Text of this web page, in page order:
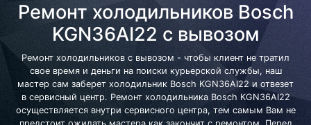
Ремонт холодильников Bosch
KGN36AI22 с вывозом
Ремонт холодильников с вывозом - чтобы клиент не тратил
свое время и деньги на поиски курьерской службы, наш
мастер сам заберет холодильник Bosch KGN36AI22 и отвезет
в сервисный центр. Ремонт холодильника Bosch KGN36AI22
осуществляется внутри сервисного центра, тем самым Вам не